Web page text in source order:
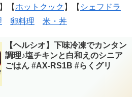
】【 ホットクック 】【 シェフドラ
卵料理 米・丼
【ヘルシオ】下味冷凍でカンタン
調理♪塩チキンと白和えのシニア
ごはん #AX-RS1B #らくグリ